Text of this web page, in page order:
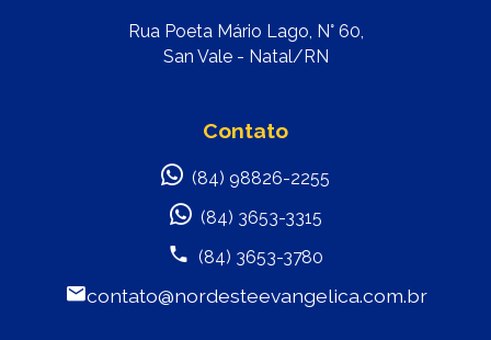
Rua Poeta Mário Lago, N° 60,
San Vale - Natal/RN
Contato
(84) 98826-2255
(84) 3653-3315
(84) 3653-3780
contato@nordesteevangelica.com.br